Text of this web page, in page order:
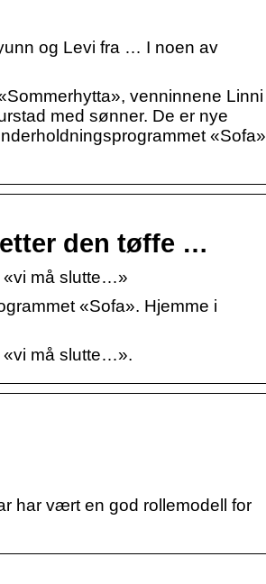
og Levi fra … I noen av
venninnene Linni
med sønner. De er nye
«Sofa»
den tøffe …
«vi må slutte…»
«Sofa». Hjemme i
«vi må slutte…».
har vært en god rollemodell for